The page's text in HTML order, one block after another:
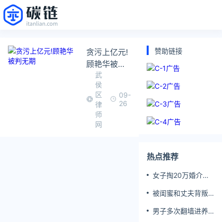
贪污上亿元!
顾艳华被判
无期
武
侯
区
律
师
网
09-
26
赞助链接
热点推荐
女子掏20万婚介费
被闺蜜和丈夫背叛
男子多次翻墙进养